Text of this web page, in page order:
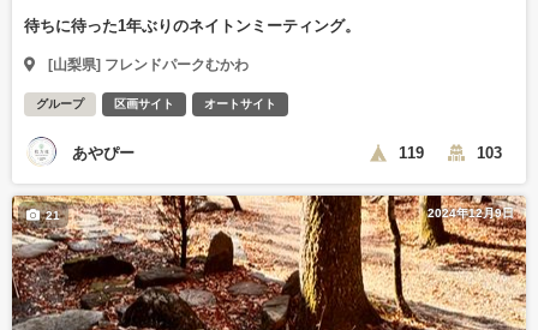
待ちに待った1年ぶりのネイトンミーティング。
[山梨県] フレンドパークむかわ
グループ 区画サイト オートサイト
あやぴー 119 103
2024年12月9日
21